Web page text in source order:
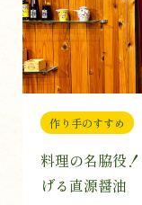
作り手のすすめ
料理の名脇役
げる直源醤油